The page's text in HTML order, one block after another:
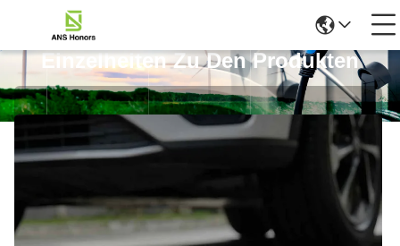
Einzelheiten Zu Den Produkten